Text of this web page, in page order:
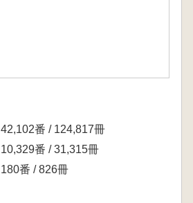
42,102番 / 124,817冊
10,329番 / 31,315冊
180番 / 826冊